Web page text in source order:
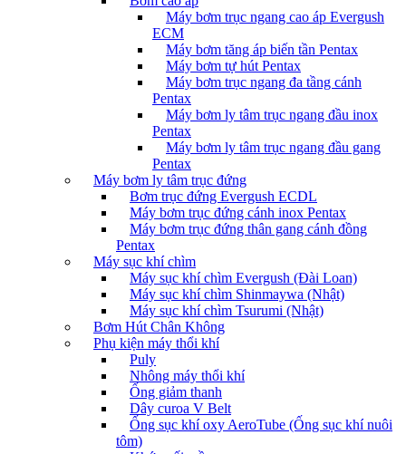
Máy bơm trục ngang cao áp Evergush
ECM
Máy bơm tăng áp biến tần Pentax
Máy bơm tự hút Pentax
Máy bơm trục ngang đa tầng cánh
Pentax
Máy bơm ly tâm trục ngang đầu inox
Pentax
Máy bơm ly tâm trục ngang đầu gang
Pentax
Máy bơm ly tâm trục đứng
Bơm trục đứng Evergush ECDL
Máy bơm trục đứng cánh inox Pentax
Máy bơm trục đứng thân gang cánh đồng
Pentax
Máy sục khí chìm
Máy sục khí chìm Evergush (Đài Loan)
Máy sục khí chìm Shinmaywa (Nhật)
Máy sục khí chìm Tsurumi (Nhật)
Bơm Hút Chân Không
Phụ kiện máy thổi khí
Puly
Nhông máy thổi khí
Ống giảm thanh
Dây curoa V Belt
Ống sục khí oxy AeroTube (Ống sục khí nuôi
tôm)